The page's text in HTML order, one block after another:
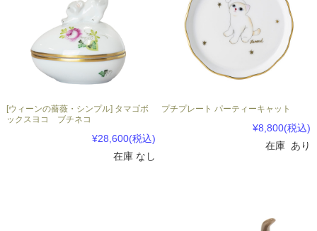
[ウィーンの薔薇・シンプル] タマゴボ
ックスヨコ ブチネコ
¥28,600(税込)
在庫 なし
プチプレート パーティーキャット
¥8,800(税込)
在庫 あり